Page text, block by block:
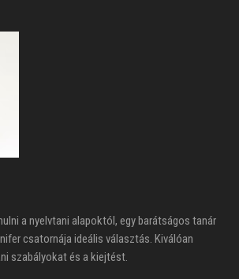
a nyelvtani alapoktól, egy barátságos tanár
csatornája ideális választás. Kiválóan
szabályokat és a kiejtést.